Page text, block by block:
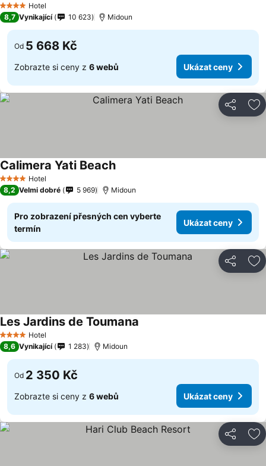
4 Počet hvězdiček
Hotel
8,7 Vynikající 10 623 Midoun
Od 5 668 Kč
Zobrazte si ceny z 6 webů Ukázat ceny
Sdílet
4 Počet hvězdiček
Hotel
Calimera Yati Beach
8,2 Velmi dobré 5 969 Midoun
Pro zobrazení přesných cen vyberte
termín
Ukázat ceny
Sdílet
4 Počet hvězdiček
Hotel
Les Jardins de Toumana
8,6 Vynikající 1 283 Midoun
Od 2 350 Kč
Zobrazte si ceny z 6 webů Ukázat ceny
Sdílet